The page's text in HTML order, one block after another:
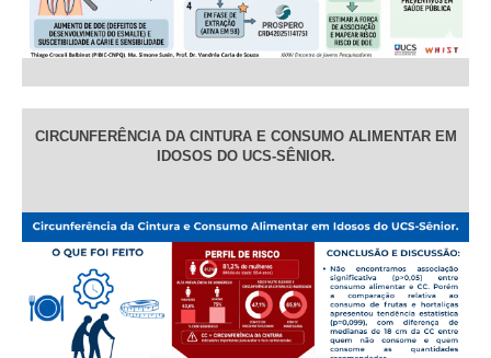
CIRCUNFERÊNCIA DA CINTURA E CONSUMO ALIMENTAR EM
IDOSOS DO UCS-SÊNIOR.